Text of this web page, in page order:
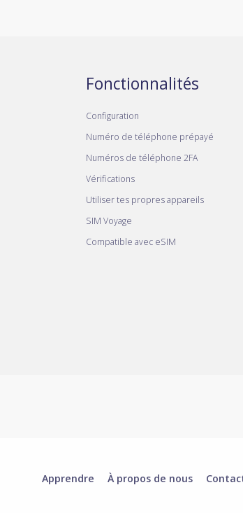
Fonctionnalités
Configuration
Numéro de téléphone prépayé
Numéros de téléphone 2FA
Vérifications
Utiliser tes propres appareils
SIM Voyage
Compatible avec eSIM
Apprendre À propos de nous